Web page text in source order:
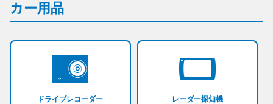
カー用品
ドライブレコーダー レーダー探知機